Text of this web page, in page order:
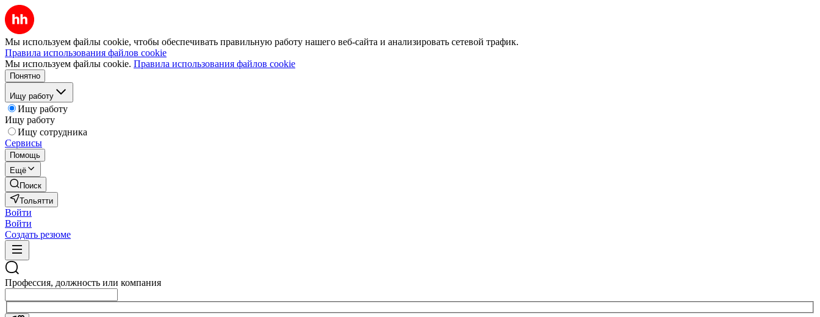
Мы используем файлы cookie, чтобы обеспечивать правильную работу нашего веб-сайта и анализировать сетевой трафик.
Правила использования файлов cookie
Мы используем файлы cookie. Правила использования файлов cookie
Понятно
Ищу работу
Ищу работу
Ищу работу
Ищу сотрудника
Сервисы
Помощь
Ещё
Поиск
Тольятти
Войти
Войти
Создать резюме
Профессия, должность или компания